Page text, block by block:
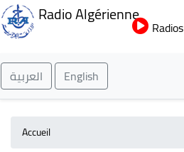
au
Radio Algérienne
Radios
العربية English
Accueil